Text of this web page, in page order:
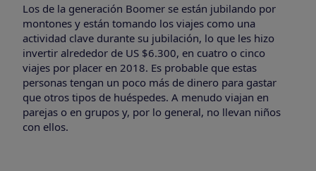
Los de la generación Boomer se están jubilando por
montones y están tomando los viajes como una
actividad clave durante su jubilación, lo que les hizo
invertir alrededor de US $6.300, en cuatro o cinco
viajes por placer en 2018. Es probable que estas
personas tengan un poco más de dinero para gastar
que otros tipos de huéspedes. A menudo viajan en
parejas o en grupos y, por lo general, no llevan niños
con ellos.